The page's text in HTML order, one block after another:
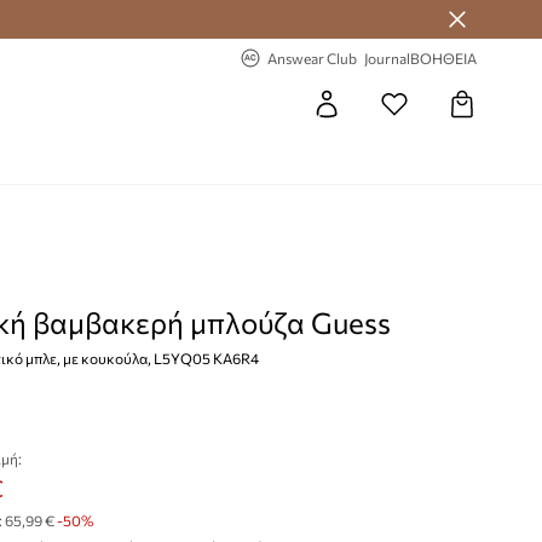
Club
Answear Club JournalΒΟΗΘΕΙΑ
βαμβακερή μπλούζα Guess
μπλε, με κουκούλα, L5YQ05 KA6R4
65,99 €-50%